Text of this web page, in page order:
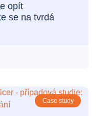
opít
se na tvrdá
Case study